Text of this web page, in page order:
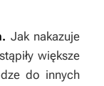
Jak nakazuje
większe
do innych